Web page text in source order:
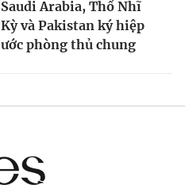
Saudi Arabia, Thổ Nhĩ
Kỳ và Pakistan ký hiệp
ước phòng thủ chung